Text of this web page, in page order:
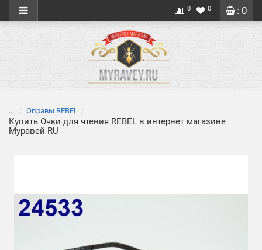
: 0
0 0
... Оправы REBEL
Купить Очки для чтения REBEL в интернет магазине
Муравей RU